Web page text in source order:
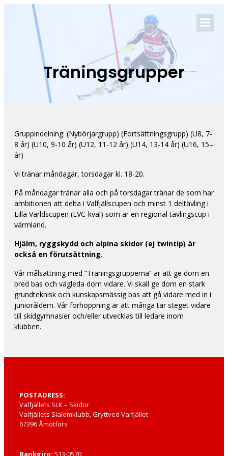
Träningsgrupper
Gruppindelning: (Nybörjargrupp) (Fortsättningsgrupp) (U8, 7-
8 år) (U10, 9-10 år) (U12, 11-12 år) (U14, 13-14 år) (U16, 15–
år)
Vi tränar måndagar, torsdagar kl. 18-20.
På måndagar tränar alla och på torsdagar tränar de som har
ambitionen att delta i Valfjällscupen och minst 1 deltävling i
Lilla Världscupen (LVC-kval) som är en regional tävlingscup i
värmland.
Hjälm, ryggskydd och alpina skidor (ej twintip) är
också en förutsättning.
Vår målsättning med ”Träningsgrupperna” är att ge dom en
bred bas och vägleda dom vidare. Vi skall ge dom en stark
grundteknisk och kunskapsmässig bas att gå vidare med in i
junioråldern. Vår förhoppning är att många tar steget vidare
till skidgymnasier och/eller utvecklas till ledare inom
klubben.
POSTADRESS:
Valfjällets SLK – Skidor
Valfjällets Slalomklubb, Gryttved Valfjället
67396 Åmotfors
Bankgiro: 513-0570